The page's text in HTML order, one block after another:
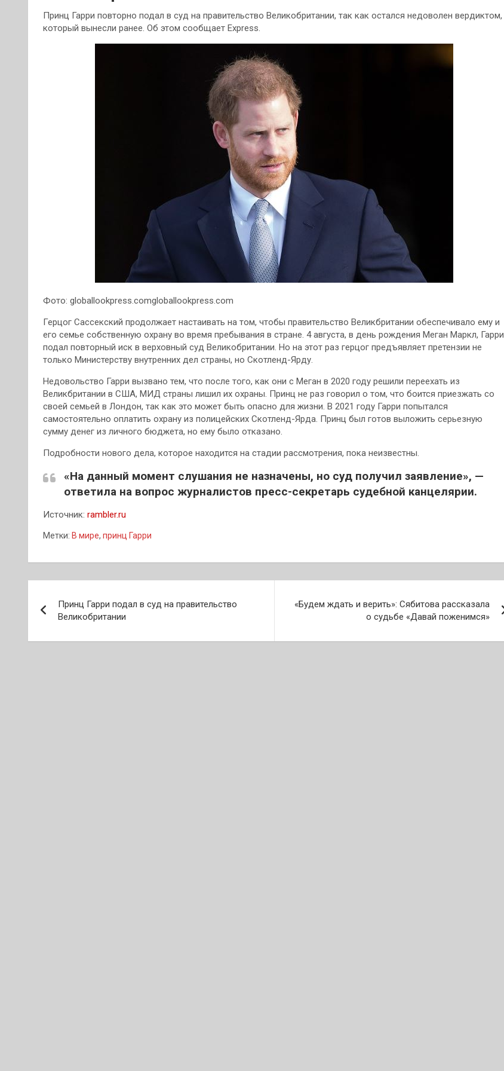
Принц Гарри повторно подал в суд на правительство Великобритании, так как остался недоволен вердиктом,
который вынесли ранее. Об этом сообщает Express.
Фото: globallookpress.comgloballookpress.com
Герцог Сассекский продолжает настаивать на том, чтобы правительство Великбритании обеспечивало ему и
его семье собственную охрану во время пребывания в стране. 4 августа, в день рождения Меган Маркл, Гарри
подал повторный иск в верховный суд Великобритании. Но на этот раз герцог предъявляет претензии не
только Министерству внутренних дел страны, но Скотленд-Ярду.
Недовольство Гарри вызвано тем, что после того, как они с Меган в 2020 году решили переехать из
Великбритании в США, МИД страны лишил их охраны. Принц не раз говорил о том, что боится приезжать со
своей семьей в Лондон, так как это может быть опасно для жизни. В 2021 году Гарри попытался
самостоятельно оплатить охрану из полицейских Скотленд-Ярда. Принц был готов выложить серьезную
сумму денег из личного бюджета, но ему было отказано.
Подробности нового дела, которое находится на стадии рассмотрения, пока неизвестны.
«На данный момент слушания не назначены, но суд получил заявление», —
ответила на вопрос журналистов пресс-секретарь судебной канцелярии.
Источник: rambler.ru
Метки: В мире, принц Гарри
по
записям
Принц Гарри подал в суд на правительство
Великобритании
«Будем ждать и верить»: Сябитова рассказала
о судьбе «Давай поженимся»